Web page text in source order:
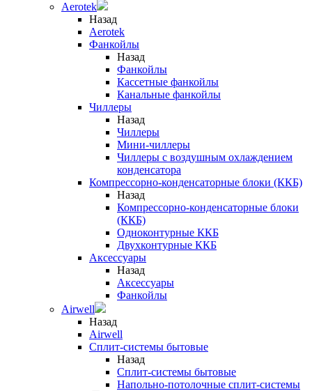
Aerotek
Назад
Aerotek
Фанкойлы
Назад
Фанкойлы
Кассетные фанкойлы
Канальные фанкойлы
Чиллеры
Назад
Чиллеры
Мини-чиллеры
Чиллеры с воздушным охлаждением
конденсатора
Компрессорно-конденсаторные блоки (ККБ)
Назад
Компрессорно-конденсаторные блоки
(ККБ)
Одноконтурные ККБ
Двухконтурные ККБ
Аксессуары
Назад
Аксессуары
Фанкойлы
Airwell
Назад
Airwell
Сплит-системы бытовые
Назад
Сплит-системы бытовые
Напольно-потолочные сплит-системы